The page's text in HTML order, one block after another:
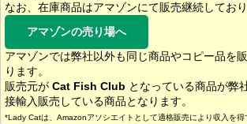
なお、在庫商品はアマゾンにて販売継続しており
アマゾンの売り場へ
アマゾンでは弊社以外も同じ商品やコピー品を
ります。
販売元が Cat Fish Club となっている商品が弊
接輸入販売している商品となります。
*Lady Catは、Amazonアソシエイトとして適格販売により収入を得